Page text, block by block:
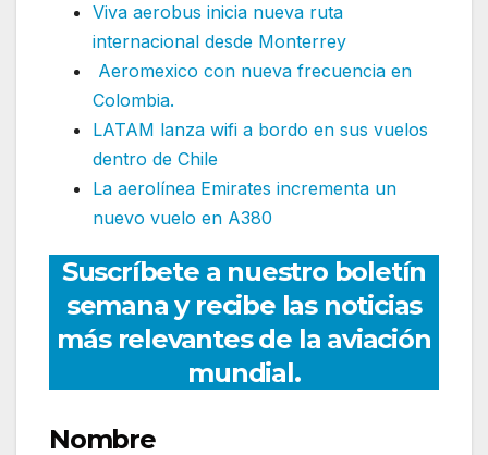
Viva aerobus inicia nueva ruta
internacional desde Monterrey
Aeromexico con nueva frecuencia en
Colombia.
LATAM lanza wifi a bordo en sus vuelos
dentro de Chile
La aerolínea Emirates incrementa un
nuevo vuelo en A380
Suscríbete a nuestro boletín
semana y recibe las noticias
más relevantes de la aviación
mundial.
Nombre